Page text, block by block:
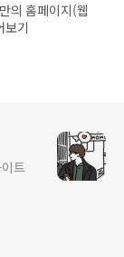
의 홈페이지(웹
보기
트